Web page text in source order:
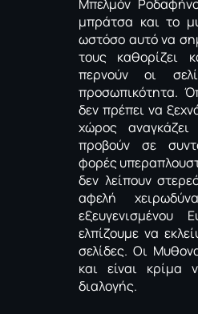
Μπελμόν
μπράτσα και το
ωστόσο αυτό να
τους καθορίζει
περνούν οι
προσωπικότητα.
δεν πρέπει να
χώρος
προβούν σε
φορές
δεν λείπουν
αφελή
εξευγενισμένου
ελπίζουμε να
σελίδες. Οι
και είναι κρίμα
διαλογής.